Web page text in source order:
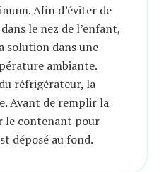
Afin d’éviter de
le nez de l’enfant,
solution dans une
ambiante.
réfrigérateur, la
Avant de remplir la
le contenant pour
déposé au fond.